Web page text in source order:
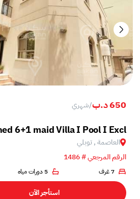
650 د.ب /شهري
6+1 maid Villa I Pool I Excl
العاصمة , توبلي
الرقم المرجعي # 1486
7 غرف 5 دورات مياه
استأجر الآن